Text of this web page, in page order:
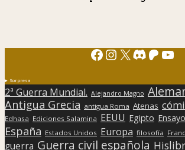
Facebook
Instagram
X Discord
Sorpresa
2ª Guerra Mundial. Alejandro Magno
Antigua Grecia antigua Roma Atenas
Edhasa Ediciones Salamina EEUU Egipto Ensayo
España Estados Unidos Europa filosofía
guerra Guerra civil española